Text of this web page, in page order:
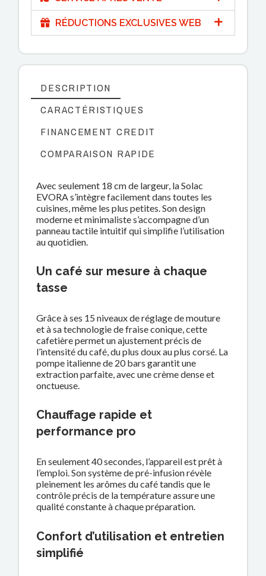
RÉDUCTIONS EXCLUSIVES WEB
DESCRIPTION
CARACTÉRISTIQUES
FINANCEMENT CREDIT
COMPARAISON RAPIDE
Avec seulement 18 cm de largeur, la Solac
EVORA s’intègre facilement dans toutes les
cuisines, même les plus petites. Son design
moderne et minimaliste s’accompagne d’un
panneau tactile intuitif qui simplifie l’utilisation
au quotidien.
Un café sur mesure à chaque
tasse
Grâce à ses 15 niveaux de réglage de mouture
et à sa technologie de fraise conique, cette
cafetière permet un ajustement précis de
l’intensité du café, du plus doux au plus corsé. La
pompe italienne de 20 bars garantit une
extraction parfaite, avec une crème dense et
onctueuse.
Chauffage rapide et
performance pro
En seulement 40 secondes, l’appareil est prêt à
l’emploi. Son système de pré-infusion révèle
pleinement les arômes du café tandis que le
contrôle précis de la température assure une
qualité constante à chaque préparation.
Confort d’utilisation et entretien
simplifié